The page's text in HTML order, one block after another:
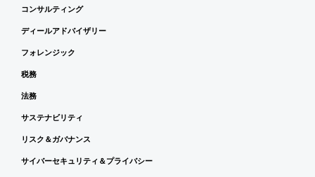
コンサルティング
ディールアドバイザリー
フォレンジック
税務
法務
サステナビリティ
リスク＆ガバナンス
サイバーセキュリティ＆プライバシー